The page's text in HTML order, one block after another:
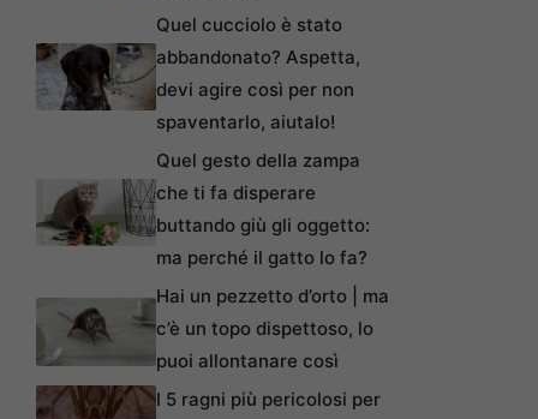
Quel cucciolo è stato
abbandonato? Aspetta,
devi agire così per non
spaventarlo, aiutalo!
Quel gesto della zampa
che ti fa disperare
buttando giù gli oggetto:
ma perché il gatto lo fa?
Hai un pezzetto d’orto | ma
c’è un topo dispettoso, lo
puoi allontanare così
I 5 ragni più pericolosi per